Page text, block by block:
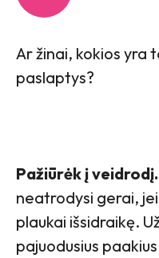
Ar žinai, kokios yra
paslaptys?
Pažiūrėk į veidrodį.
neatrodysi gerai,
plaukai išsidraikę.
pajuodusius